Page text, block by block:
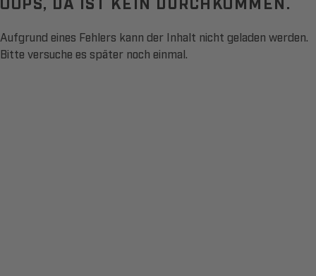
Aufgrund eines Fehlers kann der Inhalt nicht geladen werden.
Bitte versuche es später noch einmal.